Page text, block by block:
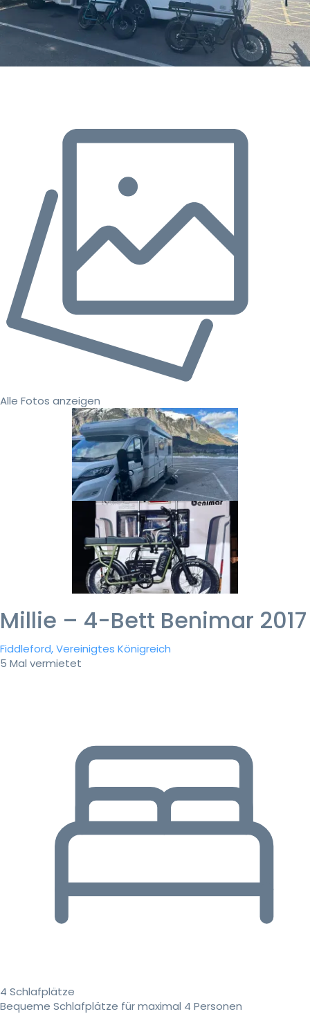
Alle Fotos anzeigen
Millie – 4-Bett Benimar 2017
Fiddleford, Vereinigtes Königreich
5 Mal vermietet
4 Schlafplätze
Bequeme Schlafplätze für maximal 4 Personen